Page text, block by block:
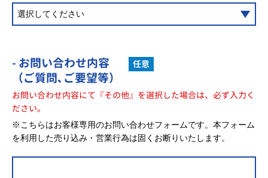
- お問い合わせ内容
（ご質問､ご要望等）
任意
お問い合わせ内容にて『その他』を選択した場合は、必ず入力く
ださい。
※こちらはお客様専用のお問い合わせフォームです。本フォーム
を利用した売り込み・営業行為は固くお断りいたします。